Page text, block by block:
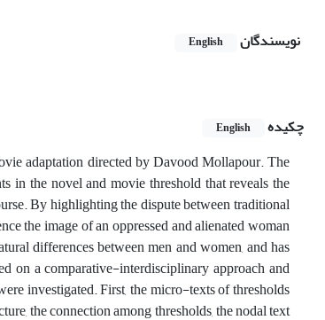
نویسندگان English
چکیده
English
adaptation directed by Davood Mollapour. The
in the novel and movie threshold that reveals the
By highlighting the dispute between traditional
the image of an oppressed and alienated woman
differences between men and women,and has
on a comparative-interdisciplinary approach and
investigated. First, the micro-texts of thresholds
the connection among thresholds, the nodal text